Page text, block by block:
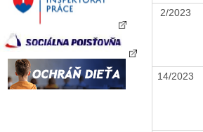
2/2023
14/2023